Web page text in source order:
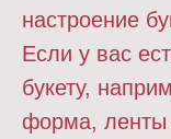
настроение
Если у вас
букету,
форма, ленты